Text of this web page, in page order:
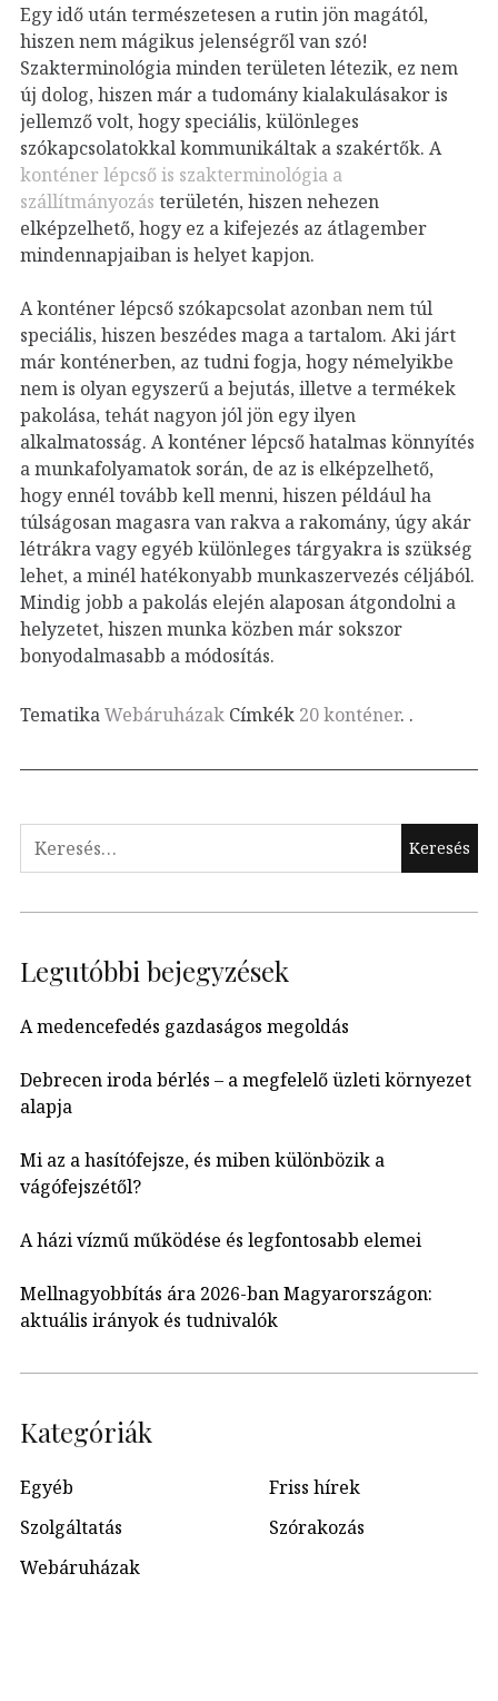
Egy idő után természetesen a rutin jön magától,
hiszen nem mágikus jelenségről van szó!
Szakterminológia minden területen létezik, ez nem
új dolog, hiszen már a tudomány kialakulásakor is
jellemző volt, hogy speciális, különleges
szókapcsolatokkal kommunikáltak a szakértők. A
konténer lépcső is szakterminológia a
szállítmányozás területén, hiszen nehezen
elképzelhető, hogy ez a kifejezés az átlagember
mindennapjaiban is helyet kapjon.
A konténer lépcső szókapcsolat azonban nem túl
speciális, hiszen beszédes maga a tartalom. Aki járt
már konténerben, az tudni fogja, hogy némelyikbe
nem is olyan egyszerű a bejutás, illetve a termékek
pakolása, tehát nagyon jól jön egy ilyen
alkalmatosság. A konténer lépcső hatalmas könnyítés
a munkafolyamatok során, de az is elképzelhető,
hogy ennél tovább kell menni, hiszen például ha
túlságosan magasra van rakva a rakomány, úgy akár
létrákra vagy egyéb különleges tárgyakra is szükség
lehet, a minél hatékonyabb munkaszervezés céljából.
Mindig jobb a pakolás elején alaposan átgondolni a
helyzetet, hiszen munka közben már sokszor
bonyodalmasabb a módosítás.
TematikaWebáruházak Címkék 20 konténer. .
Keresés:
Legutóbbi bejegyzések
A medencefedés gazdaságos megoldás
Debrecen iroda bérlés – a megfelelő üzleti környezet
alapja
Mi az a hasítófejsze, és miben különbözik a
vágófejszétől?
A házi vízmű működése és legfontosabb elemei
Mellnagyobbítás ára 2026-ban Magyarországon:
aktuális irányok és tudnivalók
Kategóriák
Egyéb
Friss hírek
Szolgáltatás
Szórakozás
Webáruházak